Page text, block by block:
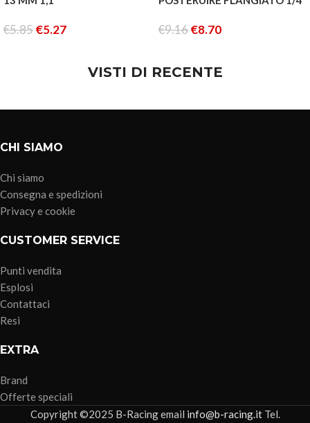
€5.85€5.27 €9.16€8.70
VISTI DI RECENTE
CHI SIAMO
Chi siamo
Consegna e spedizioni
Privacy e cookie
CUSTOMER SERVICE
Punti vendita
Esplosi
Contattaci
Resi
EXTRA
Brand
Offerte speciali
Copyright ©2025 B-Racing email info@b-racing.itTel.